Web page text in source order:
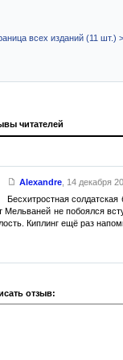
всех изданий (11 шт.)
читателей
Alexandre, 14 декабря
Бесхитростная
Мельваней не побоялся
Киплинг ещё раз
отзыв: